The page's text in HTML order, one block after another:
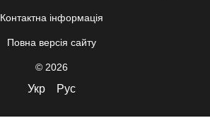
Контактна інформація
Повна версія сайту
© 2026
Укр Рус